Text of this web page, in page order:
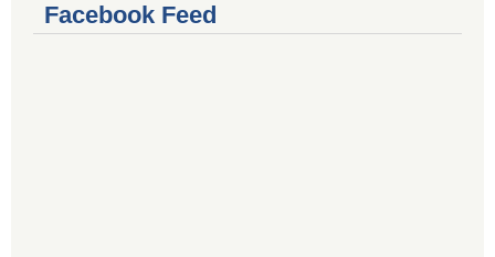
Facebook Feed